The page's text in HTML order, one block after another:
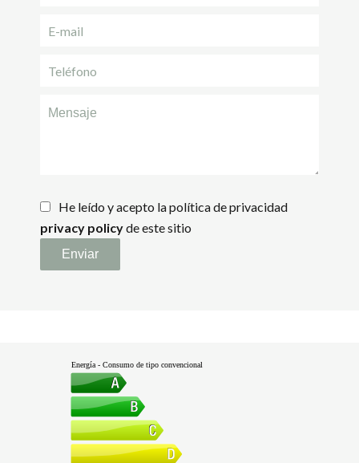
He leído y acepto la política de privacidad
privacy policyde este sitio
Enviar
Energía - Consumo de tipo convencional